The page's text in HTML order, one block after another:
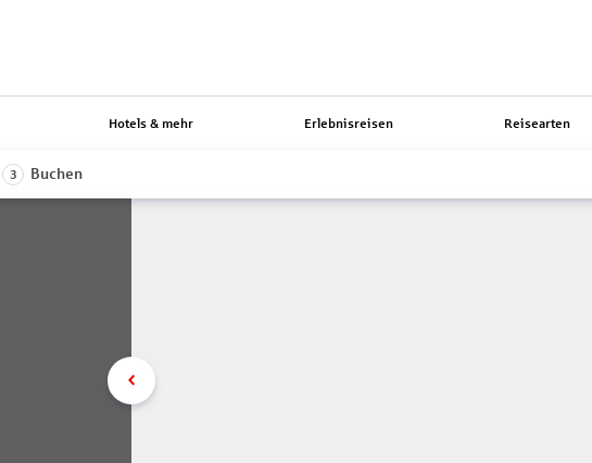
Hotels & mehr Erlebnisreisen Reisearten
3 Buchen